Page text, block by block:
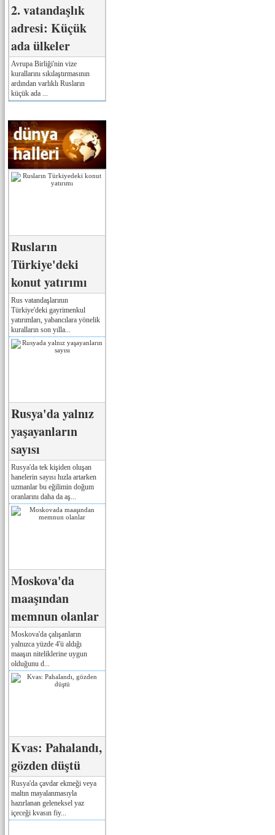
2. vatandaşlık
adresi: Küçük
ada ülkeler
Avrupa Birliği'nin vize
kurallarını sıkılaştırmasının
ardından varlıklı Rusların
küçük ada ...
Rusların
Türkiye'deki
konut yatırımı
Rus vatandaşlarının
Türkiye'deki gayrimenkul
yatırımları, yabancılara yönelik
kuralların son yılla...
Rusya'da yalnız
yaşayanların
sayısı
Rusya'da tek kişiden oluşan
hanelerin sayısı hızla artarken
uzmanlar bu eğilimin doğum
oranlarını daha da aş...
Moskova'da
maaşından
memnun olanlar
Moskova'da çalışanların
yalnızca yüzde 4'ü aldığı
maaşın niteliklerine uygun
olduğunu d...
Kvas: Pahalandı,
gözden düştü
Rusya'da çavdar ekmeği veya
maltın mayalanmasıyla
hazırlanan geleneksel yaz
içeceği kvasın fiy...